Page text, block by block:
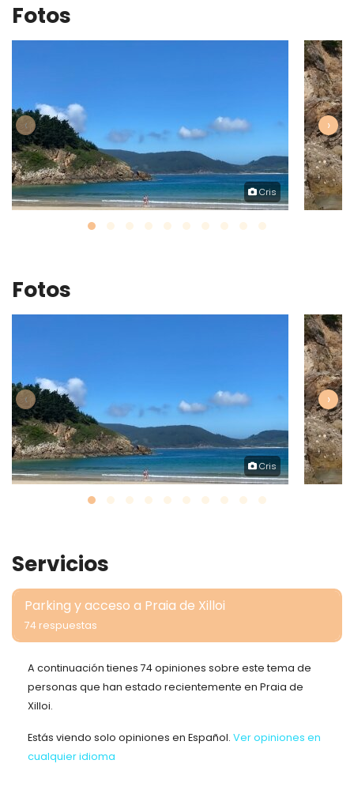
Fotos
Cris
‹ ›
Fotos
Cris
‹ ›
Servicios
Parking y acceso a Praia de Xilloi
74 respuestas
A continuación tienes 74 opiniones sobre este tema de
personas que han estado recientemente en Praia de
Xilloi.
Estás viendo solo opiniones en Español. Ver opiniones en
cualquier idioma